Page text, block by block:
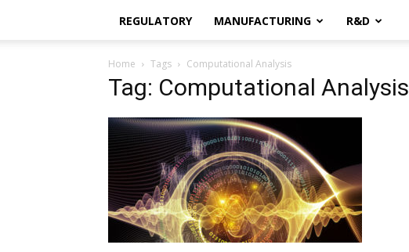
REGULATORY MANUFACTURING R&D
Home Tags Computational Analysis
Tag: Computational Analysis